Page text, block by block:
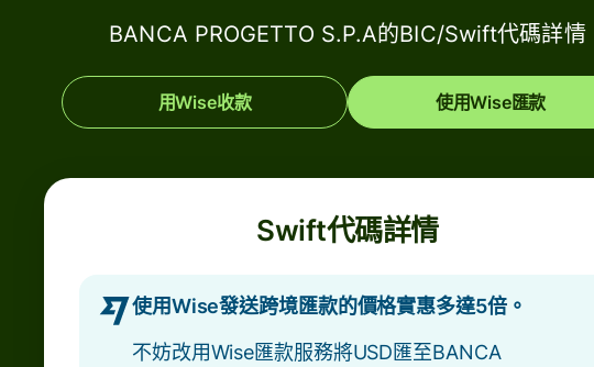
BANCA PROGETTO S.P.A的BIC/Swift代碼詳情
用Wise收款 使用Wise匯款
Swift代碼詳情
使用Wise發送跨境匯款的價格實惠多達5倍。
不妨改用Wise匯款服務將USD匯至BANCA